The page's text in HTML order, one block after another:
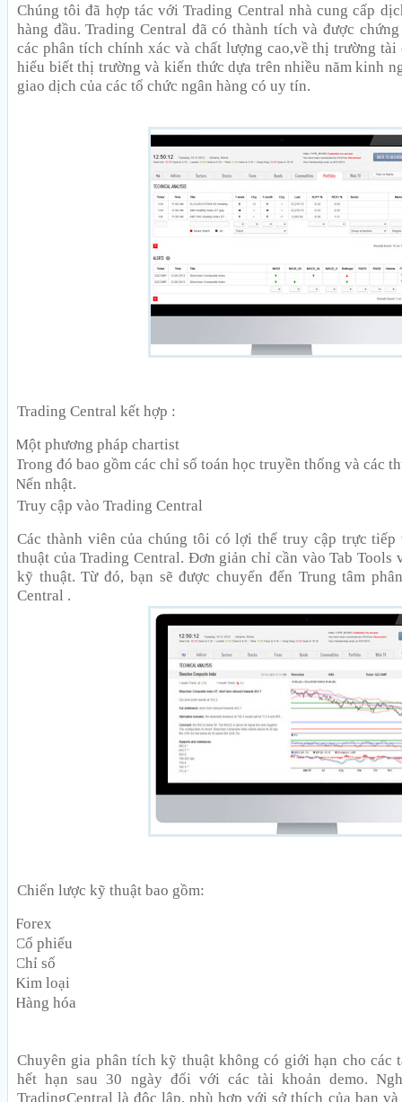
Chúng tôi đã hợp tác với Trading Central nhà cung cấp
hàng đầu. Trading Central đã có thành tích và được
các phân tích chính xác và chất lượng cao,về thị trường
hiểu biết thị trường và kiến thức dựa trên nhiều năm kinh
giao dịch của các tổ chức ngân hàng có uy tín.
Trading Central kết hợp :
Một phương pháp chartist
Trong đó bao gồm các chỉ số toán học truyền thống và các
Nến nhật.
Truy cập vào Trading Central
Các thành viên của chúng tôi có lợi thế truy cập trực
thuật của Trading Central. Đơn giản chỉ cần vào Tab Tools
kỹ thuật. Từ đó, bạn sẽ được chuyển đến Trung tâm
Central .
Chiến lược kỹ thuật bao gồm:
Forex
Cổ phiếu
Chỉ số
Kim loại
Hàng hóa
Chuyên gia phân tích kỹ thuật không có giới hạn cho các
hết hạn sau 30 ngày đối với các tài khoản demo.
TradingCentral là độc lập, phù hợp với sở thích của bạn